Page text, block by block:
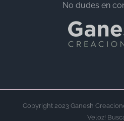
No dudes en
Copyright 2023 Ganesh
Veloz!